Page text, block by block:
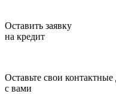
Оставить заявку
на кредит
Оставьте свои
с вами